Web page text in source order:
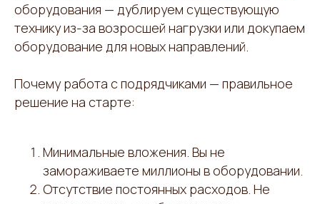
оборудования — дублируем существующую
технику из-за возросшей нагрузки или докупаем
оборудование для новых направлений.
Почему работа с подрядчиками — правильное
решение на старте:
Минимальные вложения. Вы не
замораживаете миллионы в оборудовании.
Отсутствие постоянных расходов. Не